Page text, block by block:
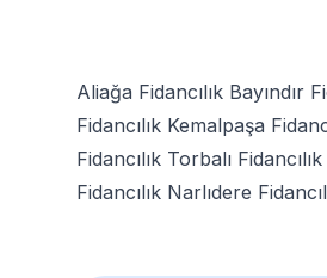
Aliağa Fidancılık Bayındır
Fidancılık Kemalpaşa
Fidancılık Torbalı Fidancılık
Fidancılık Narlıdere